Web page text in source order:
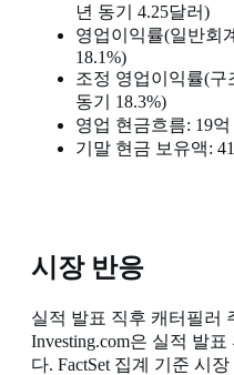
년 동기 4.25달러)
영업이익률(일반회
18.1%)
조정 영업이익률(구
동기 18.3%)
영업 현금흐름: 19
기말 현금 보유액:
시장 반응
실적 발표 직후 캐터필러
Investing.com은 실적 발
다. FactSet 집계 기준 시